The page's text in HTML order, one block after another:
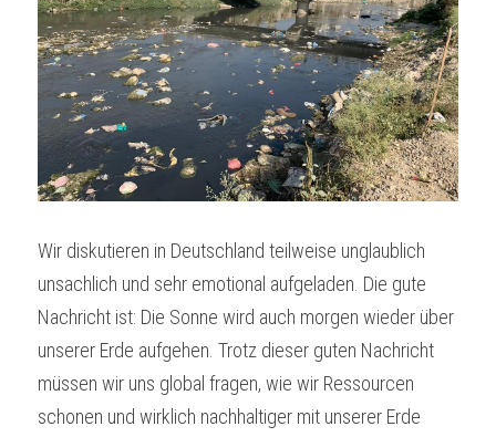
Wir diskutieren in Deutschland teilweise unglaublich
unsachlich und sehr emotional aufgeladen. Die gute
Nachricht ist: Die Sonne wird auch morgen wieder über
unserer Erde aufgehen. Trotz dieser guten Nachricht
müssen wir uns global fragen, wie wir Ressourcen
schonen und wirklich nachhaltiger mit unserer Erde